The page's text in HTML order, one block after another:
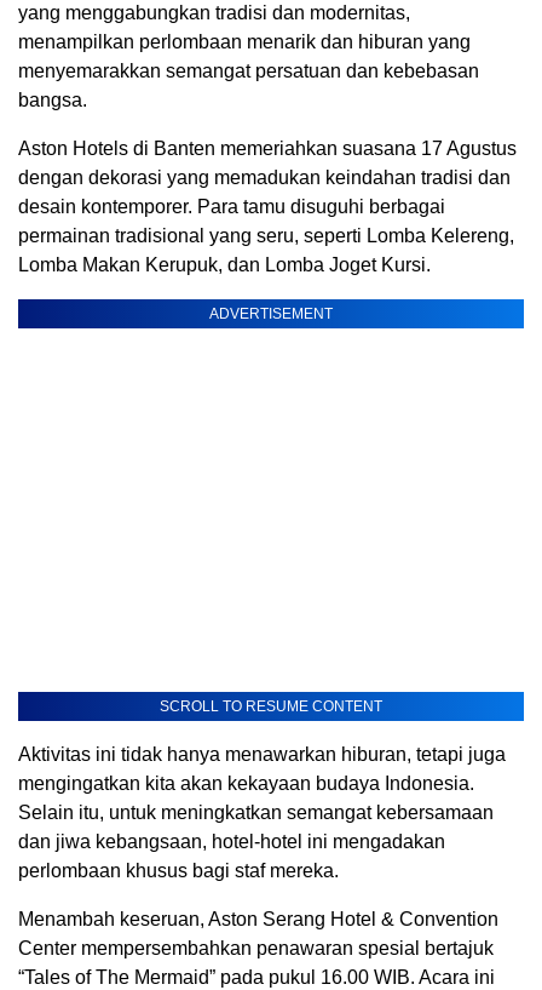
yang menggabungkan tradisi dan modernitas,
menampilkan perlombaan menarik dan hiburan yang
menyemarakkan semangat persatuan dan kebebasan
bangsa.
Aston Hotels di Banten memeriahkan suasana 17 Agustus
dengan dekorasi yang memadukan keindahan tradisi dan
desain kontemporer. Para tamu disuguhi berbagai
permainan tradisional yang seru, seperti Lomba Kelereng,
Lomba Makan Kerupuk, dan Lomba Joget Kursi.
ADVERTISEMENT
SCROLL TO RESUME CONTENT
Aktivitas ini tidak hanya menawarkan hiburan, tetapi juga
mengingatkan kita akan kekayaan budaya Indonesia.
Selain itu, untuk meningkatkan semangat kebersamaan
dan jiwa kebangsaan, hotel-hotel ini mengadakan
perlombaan khusus bagi staf mereka.
Menambah keseruan, Aston Serang Hotel & Convention
Center mempersembahkan penawaran spesial bertajuk
“Tales of The Mermaid” pada pukul 16.00 WIB. Acara ini